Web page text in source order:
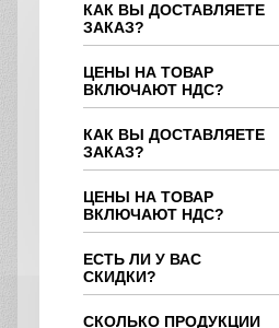
КАК ВЫ ДОСТАВЛЯЕТЕ
ЗАКАЗ?
ЦЕНЫ НА ТОВАР
ВКЛЮЧАЮТ НДС?
КАК ВЫ ДОСТАВЛЯЕТЕ
ЗАКАЗ?
ЦЕНЫ НА ТОВАР
ВКЛЮЧАЮТ НДС?
ЕСТЬ ЛИ У ВАС
СКИДКИ?
СКОЛЬКО ПРОДУКЦИИ